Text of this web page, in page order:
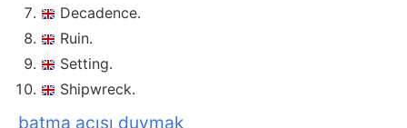
Decadence.
Ruin.
Setting.
Shipwreck.
batma acısı duymak